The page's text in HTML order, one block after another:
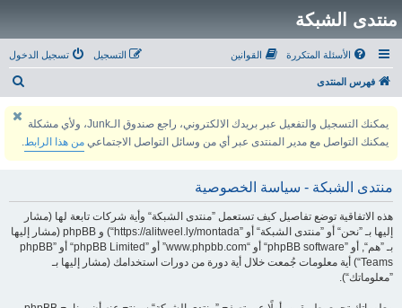
منتدى الشبكة
الأسئلة المتكررة القوانين تسجيل الدخول التسجيل
فهرس المنتدى
يمكنك التسجيل والتفعيل عبر بريدك الالكتروني، راجع صندوق الـJunk، ولأي مشكلة
يمكنك التواصل مع مدير المنتدى عبر أي من وسائل التواصل الاجتماعي من هذا الرابط.
منتدى الشبكة - سياسة الخصوصية
هذه الاتفاقية توضع تفاصيل كيف تستعمل ”منتدى الشبكة“ وأية شركات تابعة لها (مشار
إليها بـ ”نحن“ أو ”منتدى الشبكة“ أو ”https://alitweel.ly/montada“) و phpBB (مشار إليها
بـ ”هم“, أو ”phpBB software“ أو “www.phpbb.com” أو ”phpBB Limited“ أو ”phpBB
Teams“) أية معلومات جُمعت خلال أية دورة من دورات استخدامك (مشار إليها بـ
”معلوماتك“).